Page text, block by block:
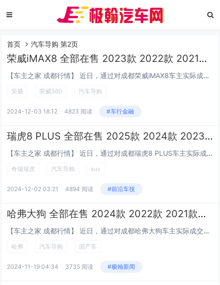
首页 汽车导购 第2页
荣威iMAX8 全部在售 2023款 2022款 2021款成都荣威iMAX8最低16.58万起售 优惠高达2.00万
【车主之家 成都行情】 近日，通过对成都荣威iMAX8车主实际成交价追踪，车主之家发现，荣威iMAX8目前在售的5款车型最高优惠达2.00万元，实际成交价格为16.58-23.58万元，详见下表：...
荣威 荣威360 汽车导购
2024-12-03 18:12 4823 阅读 #车行金融
瑞虎8 PLUS 全部在售 2025款 2024款 2023款 2022款 2021款成都瑞虎8 PLUS降价1.00万 最低仅售9.99万
【车主之家 成都行情】 近日，通过对成都瑞虎8 PLUS车主实际成交价追踪，车主之家发现，瑞虎8 PLUS目前在售的14款车型最高优惠达1.00万元，实际成交价格为9.99-14.99万元，详见下表：...
奇瑞瑞虎 汽车导购 suv
2024-12-02 03:21 4894 阅读 #前沿车技
哈弗大狗 全部在售 2024款 2022款 2021款成都哈弗大狗4S店售价9.89万起 优惠高达2.50万
【车主之家 成都行情】 近日，通过对成都哈弗大狗车主实际成交价追踪，车主之家发现，哈弗大狗目前在售的3款车型最高优惠达2.50万元，实际成交价格为9.89-12.49万元，详见下表： 哈弗大狗...
哈弗 汽车导购 国产车
2024-11-19 04:34 3735 阅读 #极翰新闻